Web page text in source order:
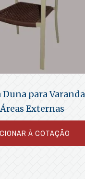
Duna para
Externas
À COTAÇÃO